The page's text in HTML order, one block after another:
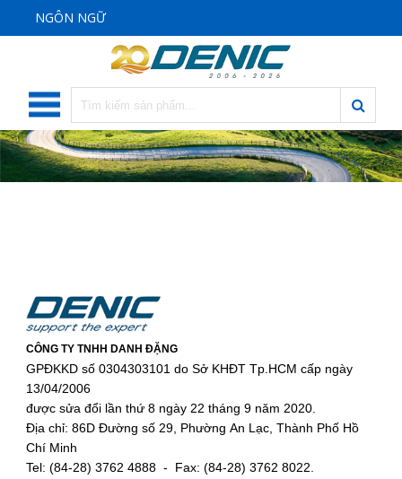
NGÔN NGỮ
CÔNG TY TNHH DANH ĐẶNG
GPĐKKD số 0304303101 do Sở KHĐT Tp.HCM cấp ngày
13/04/2006
được sửa đổi lần thứ 8 ngày 22 tháng 9 năm 2020.
Địa chỉ: 86D Đường số 29, Phường An Lạc, Thành Phố Hồ
Chí Minh
Tel: (84-28) 3762 4888 - Fax: (84-28) 3762 8022.